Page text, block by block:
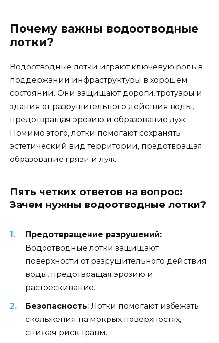
Почему важны водоотводные
лотки?
Водоотводные лотки играют ключевую роль в
поддержании инфраструктуры в хорошем
состоянии. Они защищают дороги, тротуары и
здания от разрушительного действия воды,
предотвращая эрозию и образование луж.
Помимо этого, лотки помогают сохранять
эстетический вид территории, предотвращая
образование грязи и луж.
Пять четких ответов на вопрос:
Зачем нужны водоотводные лотки?
Предотвращение разрушений:
Водоотводные лотки защищают
поверхности от разрушительного действия
воды, предотвращая эрозию и
растрескивание.
Безопасность: Лотки помогают избежать
скольжения на мокрых поверхностях,
снижая риск травм.